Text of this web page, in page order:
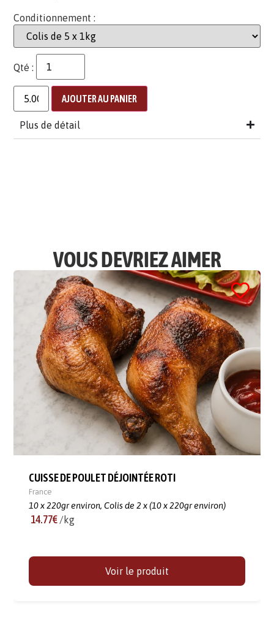
Conditionnement :
Qté :
AJOUTER AU PANIER
Plus de détail
VOUS DEVRIEZ AIMER
CUISSE DE POULET DÉJOINTÉE ROTI
France
10 x 220gr environ, Colis de 2 x (10 x 220gr environ)
14.77€ /kg
Voir le produit